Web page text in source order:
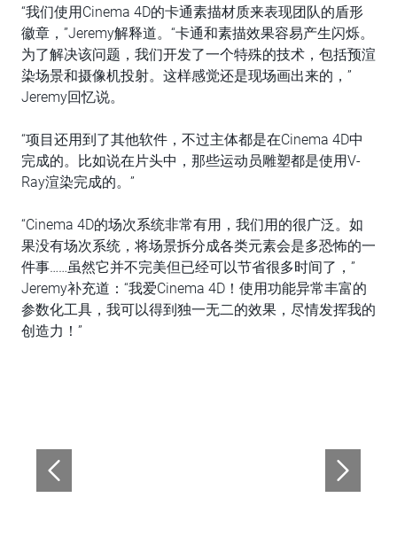
“我们使用Cinema 4D的卡通素描材质来表现团队的盾形
徽章，”Jeremy解释道。“卡通和素描效果容易产生闪烁。
为了解决该问题，我们开发了一个特殊的技术，包括预渲
染场景和摄像机投射。这样感觉还是现场画出来的，”
Jeremy回忆说。
“项目还用到了其他软件，不过主体都是在Cinema 4D中
完成的。比如说在片头中，那些运动员雕塑都是使用V-
Ray渲染完成的。”
“Cinema 4D的场次系统非常有用，我们用的很广泛。如
果没有场次系统，将场景拆分成各类元素会是多恐怖的一
件事……虽然它并不完美但已经可以节省很多时间了，”
Jeremy补充道：“我爱Cinema 4D！使用功能异常丰富的
参数化工具，我可以得到独一无二的效果，尽情发挥我的
创造力！”